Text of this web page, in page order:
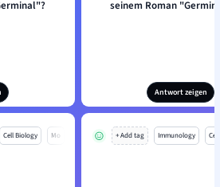
seinem Roman
Antwort zeigen
Cell Biology Mo + Add tag Immunology